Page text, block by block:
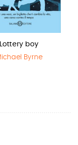
Lottery boy
Byrne